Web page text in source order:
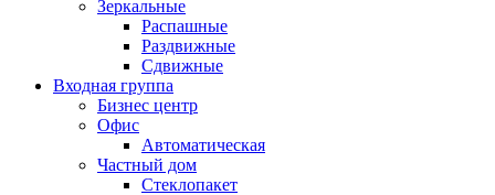
Зеркальные
Распашные
Раздвижные
Сдвижные
Входная группа
Бизнес центр
Офис
Автоматическая
Частный дом
Стеклопакет